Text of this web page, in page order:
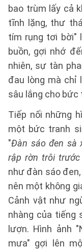
bao trùm lấy cả
tĩnh lặng, thư
tím rụng tơi bời"
buồn, gợi nhớ
nhiên, sự tàn
đau lòng mà chỉ
sâu lắng cho bức
Tiếp nối những
một bức tranh
"Đàn sáo đen sà
rập rờn trôi trước
như đàn sáo
nên một không
Cảnh vật như
nhàng của tiếng
lượn. Hình ảnh
mưa" gợi lên